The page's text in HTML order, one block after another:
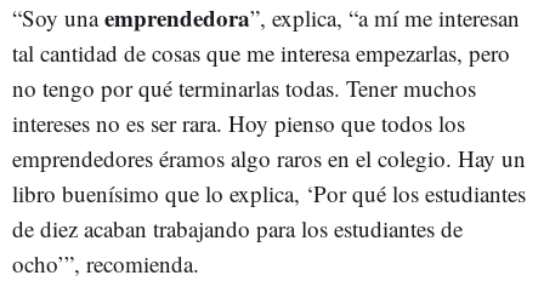
“Soy unaemprendedora”, explica, “a mí me interesan
tal cantidad de cosas que me interesa empezarlas, pero
no tengo por qué terminarlas todas. Tener muchos
intereses no es ser rara. Hoy pienso que todos los
emprendedores éramos algo raros en el colegio. Hay un
libro buenísimo que lo explica, ‘Por qué los estudiantes
de diez acaban trabajando para los estudiantes de
ocho’”, recomienda.